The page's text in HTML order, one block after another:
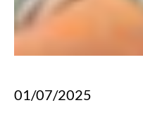
01/07/2025